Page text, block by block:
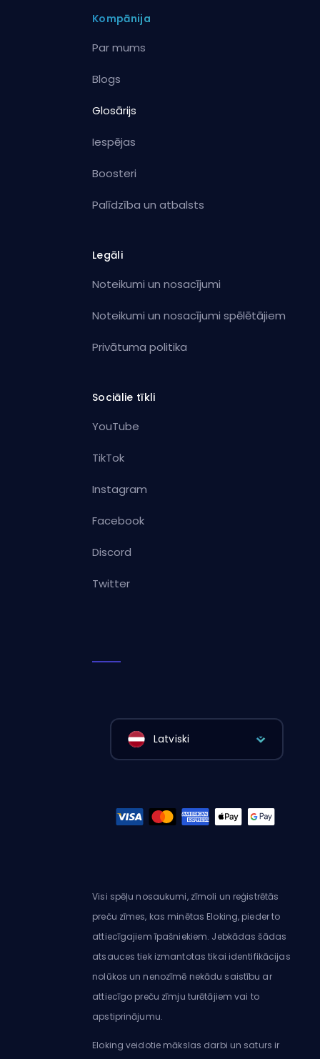
Kompānija
Par mums
Blogs
Glosārijs
Iespējas
Boosteri
Palīdzība un atbalsts
Legāli
Noteikumi un nosacījumi
Noteikumi un nosacījumi spēlētājiem
Privātuma politika
Sociālie tīkli
YouTube
TikTok
Instagram
Facebook
Discord
Twitter
Latviski
Visi spēļu nosaukumi, zīmoli un reģistrētās
preču zīmes, kas minētas Eloking, pieder to
attiecīgajiem īpašniekiem. Jebkādas šādas
atsauces tiek izmantotas tikai identifikācijas
nolūkos un nenozīmē nekādu saistību ar
attiecīgo preču zīmju turētājiem vai to
apstiprinājumu.
Eloking veidotie mākslas darbi un saturs ir